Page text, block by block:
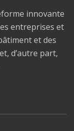
innovante
entreprises et
et des
d’autre part,